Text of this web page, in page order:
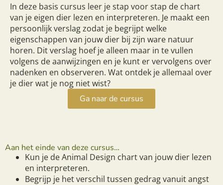
In deze basis cursus leer je stap voor stap de chart
van je eigen dier lezen en interpreteren. Je maakt een
persoonlijk verslag zodat je begrijpt welke
eigenschappen van jouw dier bij zijn ware natuur
horen. Dit verslag hoef je alleen maar in te vullen
volgens de aanwijzingen en je kunt er vervolgens over
nadenken en observeren. Wat ontdek je allemaal over
je dier wat je nog niet wist?
Ga naar de cursus
Aan het einde van deze cursus…
Kun je de Animal Design chart van jouw dier lezen
en interpreteren.
Begrijp je het verschil tussen gedrag vanuit angst